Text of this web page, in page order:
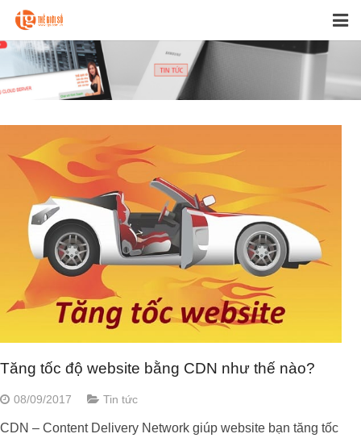
CLOUD Computing
DÙNG THỬ MIỄN PHÍ
Cloud BACKUP
Tin tức
Liên hệ
Tăng tốc độ website bằng CDN như thế nào?
08/09/2017 Tin tức
CDN – Content Delivery Network giúp website bạn tăng tốc